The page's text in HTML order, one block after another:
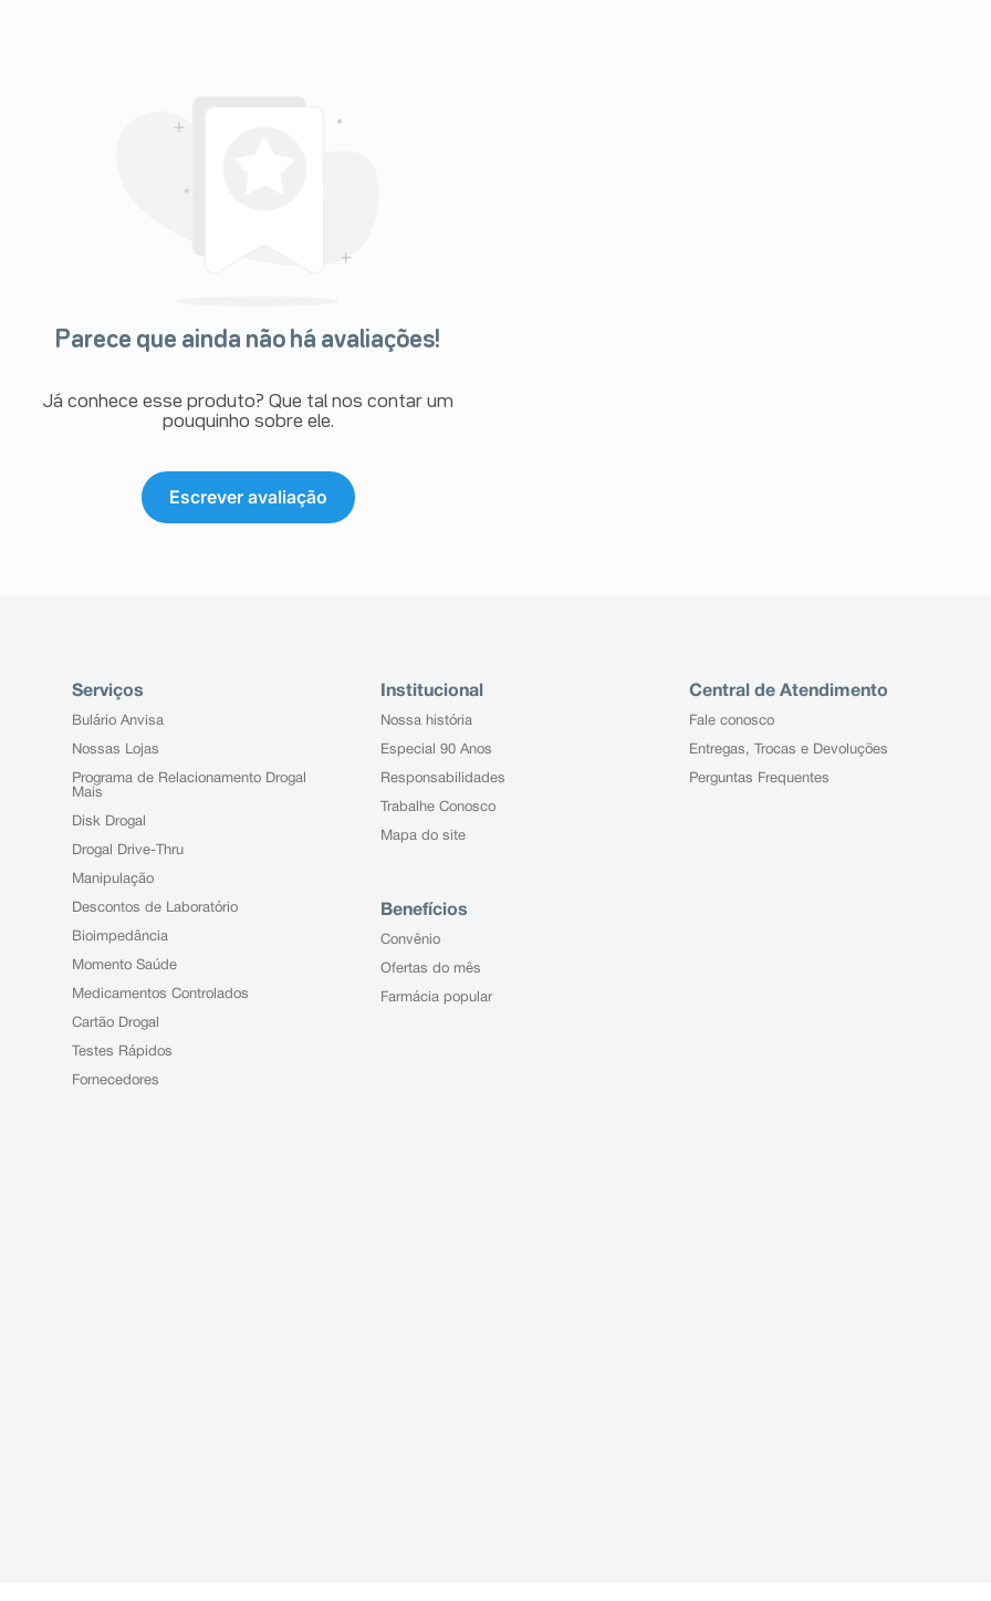
Parece que ainda não há avaliações!
Já conhece esse produto? Que tal nos contar um
pouquinho sobre ele.
Escrever avaliação
Serviços
Bulário Anvisa
Nossas Lojas
Programa de Relacionamento Drogal
Mais
Disk Drogal
Drogal Drive-Thru
Manipulação
Descontos de Laboratório
Bioimpedância
Momento Saúde
Medicamentos Controlados
Cartão Drogal
Testes Rápidos
Fornecedores
Institucional
Nossa história
Especial 90 Anos
Responsabilidades
Trabalhe Conosco
Mapa do site
Benefícios
Convênio
Ofertas do mês
Farmácia popular
Central de Atendimento
Fale conosco
Entregas, Trocas e Devoluções
Perguntas Frequentes